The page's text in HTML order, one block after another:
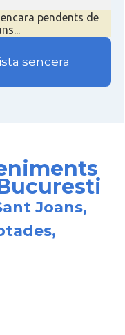
pendents de
sencera
Joans,